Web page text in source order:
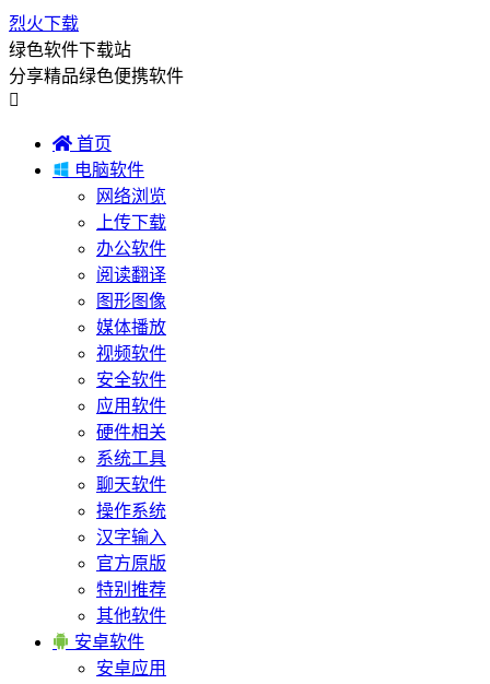
烈火下载
绿色软件下载站
分享精品绿色便携软件

 首页
 电脑软件
网络浏览
上传下载
办公软件
阅读翻译
图形图像
媒体播放
视频软件
安全软件
应用软件
硬件相关
系统工具
聊天软件
操作系统
汉字输入
官方原版
特别推荐
其他软件
 安卓软件
安卓应用